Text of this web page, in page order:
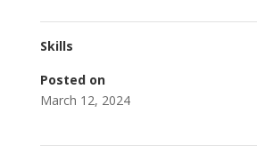
Skills
Posted on
March 12, 2024